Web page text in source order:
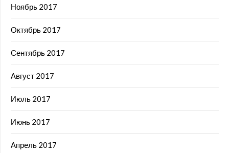
Ноябрь 2017
Октябрь 2017
Сентябрь 2017
Август 2017
Июль 2017
Июнь 2017
Апрель 2017